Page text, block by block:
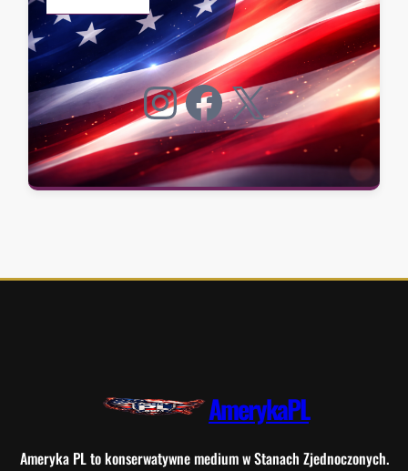
Instagram Facebook X
AmerykaPL
Ameryka PL to konserwatywne medium w Stanach Zjednoczonych.